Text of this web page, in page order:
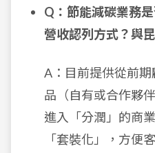
Q：節能減碳業務
營收認列方式？與
A：目前提供從前
品（自有或合作夥
進入「分潤」的商
「套裝化」，方便